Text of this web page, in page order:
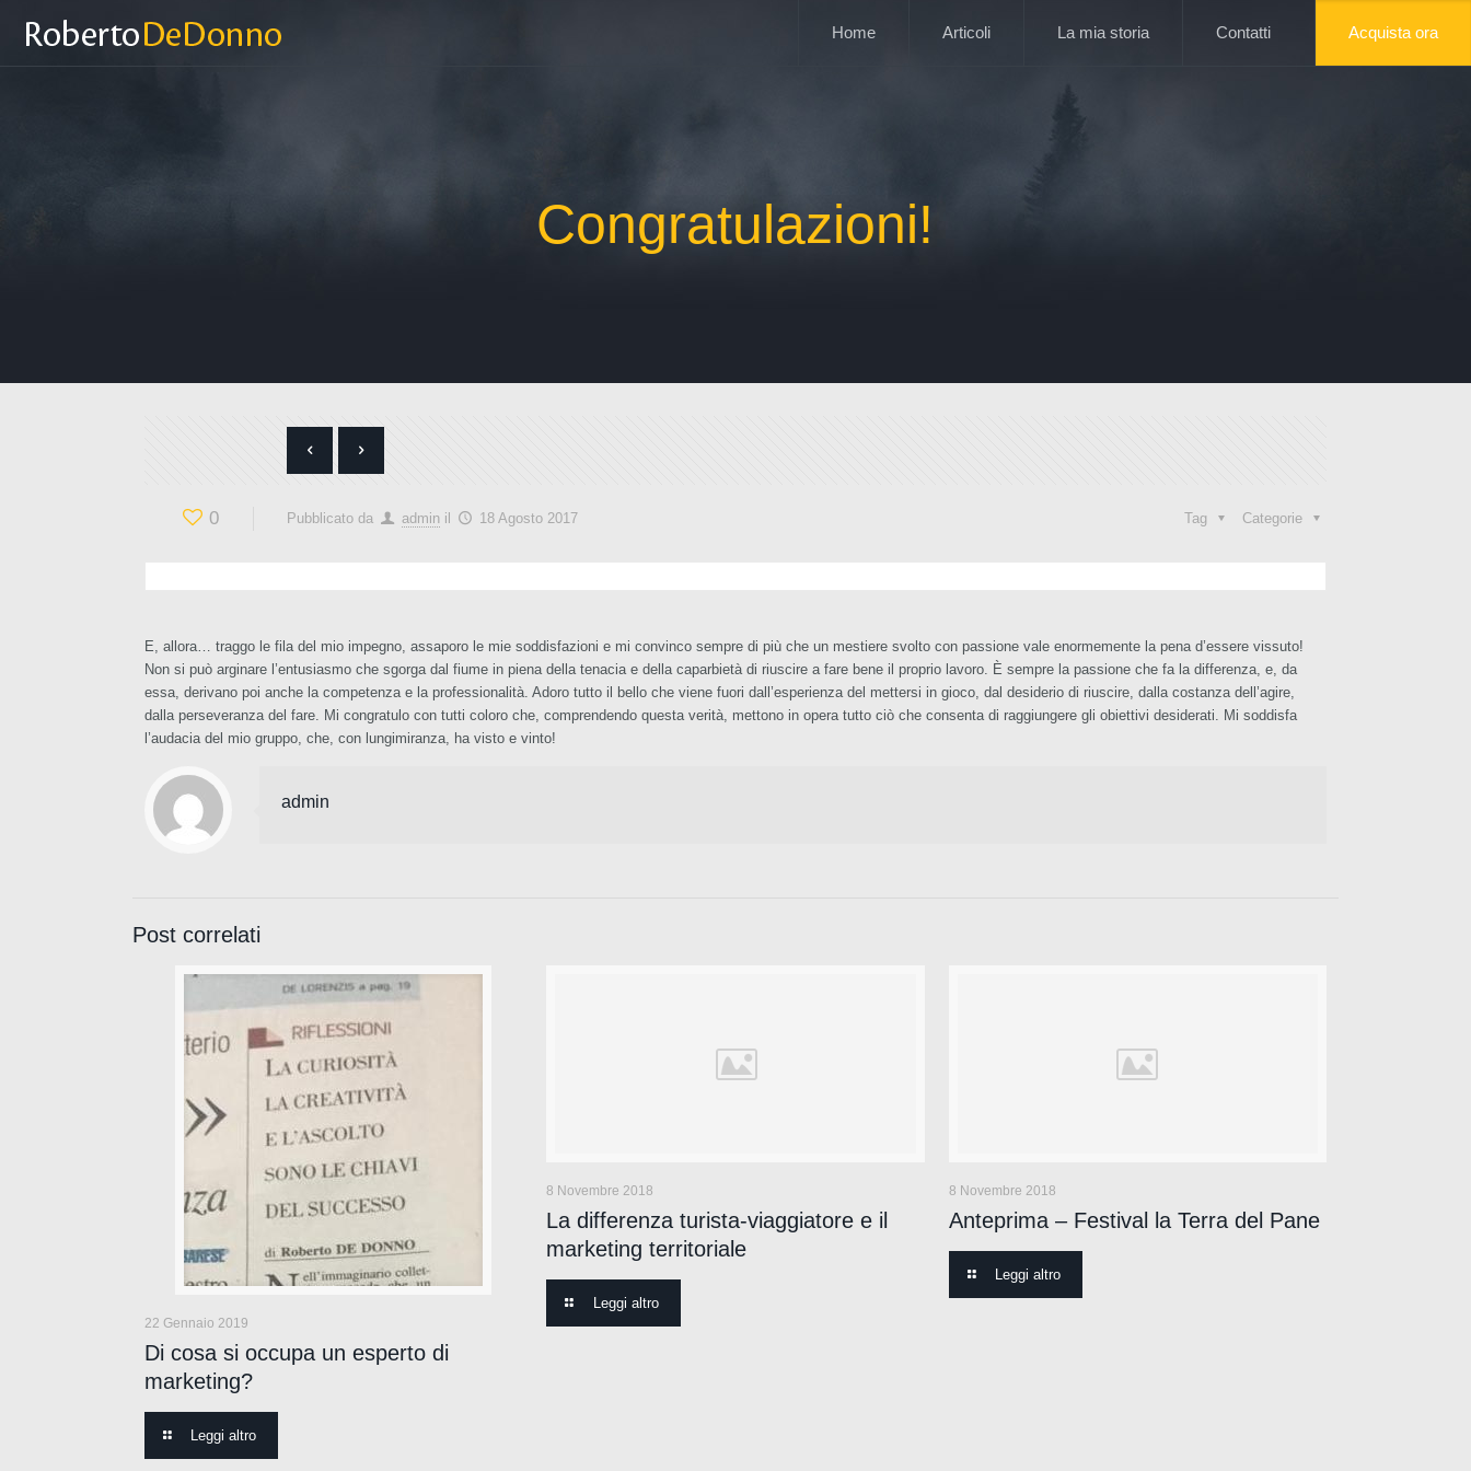
Home Articoli La mia storia Contatti Acquista ora
Congratulazioni!
0 Pubblicato da admin il 18 Agosto 2017 Categorie
Tag
E, allora… traggo le fila del mio impegno, assaporo le mie soddisfazioni e mi convinco sempre di più che un mestiere svolto con passione vale enormemente la pena d’essere vissuto!
Non si può arginare l’entusiasmo che sgorga dal fiume in piena della tenacia e della caparbietà di riuscire a fare bene il proprio lavoro. È sempre la passione che fa la differenza, e, da
essa, derivano poi anche la competenza e la professionalità. Adoro tutto il bello che viene fuori dall’esperienza del mettersi in gioco, dal desiderio di riuscire, dalla costanza dell’agire,
dalla perseveranza del fare. Mi congratulo con tutti coloro che, comprendendo questa verità, mettono in opera tutto ciò che consenta di raggiungere gli obiettivi desiderati. Mi soddisfa
l’audacia del mio gruppo, che, con lungimiranza, ha visto e vinto!
admin
Post correlati
22 Gennaio 2019
Di cosa si occupa un esperto di
marketing?
Leggi altro
8 Novembre 2018
La differenza turista-viaggiatore e il
marketing territoriale
Leggi altro
8 Novembre 2018
Anteprima – Festival la Terra del Pane
Leggi altro